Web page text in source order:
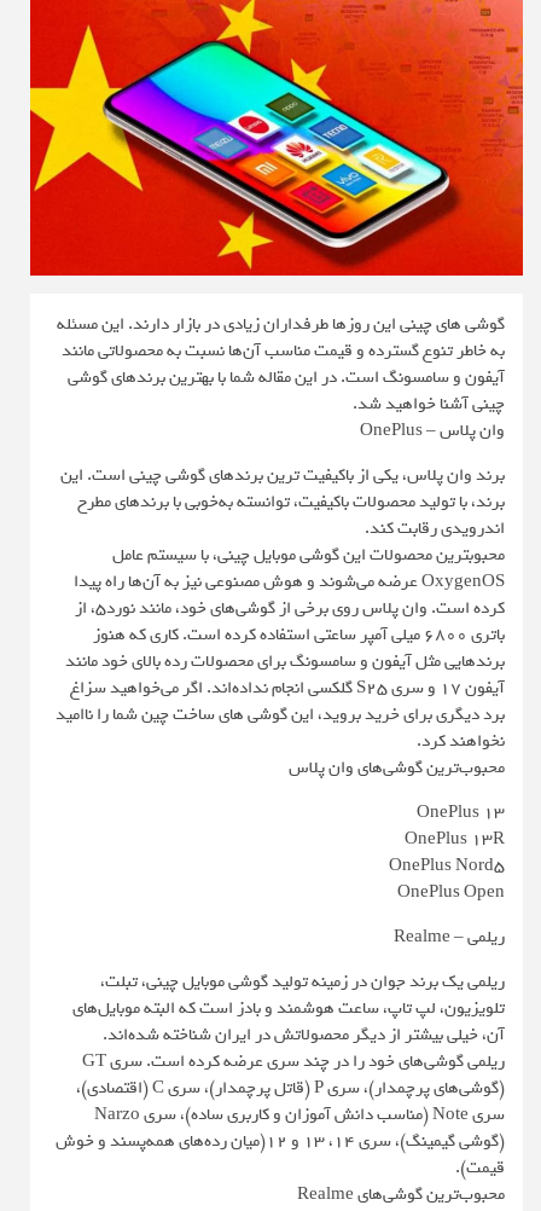
گوشی های چینی این روزها طرفداران زیادی در بازار دارند. این مسئله
به خاطر تنوع گسترده و قیمت مناسب آن‌ها نسبت به محصولاتی مانند
آیفون و سامسونگ است. در این مقاله شما با بهترین برندهای گوشی
چینی آشنا خواهید شد.
وان پلاس – OnePlus
برند وان پلاس، یکی از باکیفیت ترین برندهای گوشی چینی است. این
برند، با تولید محصولات باکیفیت، توانسته به‌خوبی با برندهای مطرح
اندرویدی رقابت کند.
محبوبترین محصولات این گوشی موبایل چینی، با سیستم عامل
OxygenOS عرضه می‌شوند و هوش مصنوعی نیز به آن‌ها راه پیدا
کرده است. وان پلاس روی برخی از گوشی‌های خود، مانند نورد۵، از
باتری ۶۸۰۰ میلی آمپر ساعتی استفاده کرده است. کاری که هنوز
برندهایی مثل آیفون و سامسونگ برای محصولات رده بالای خود مانند
آیفون ۱۷ و سری S25 گلکسی انجام نداده‌اند. اگر می‌خواهید سزاغ
برد دیگری برای خرید بروید، این گوشی های ساخت چین شما را ناامید
نخواهند کرد.
محبوب‌ترین گوشی‌های وان پلاس
OnePlus 13
OnePlus 13R
OnePlus Nord5
OnePlus Open
ریلمی – Realme
ریلمی یک برند جوان در زمینه تولید گوشی موبایل چینی، تبلت،
تلویزیون، لپ تاپ، ساعت هوشمند و بادز است که البته موبایل‌های
آن، خیلی بیشتر از دیگر محصولاتش در ایران شناخته شده‌اند.
ریلمی گوشی‌های خود را در چند سری عرضه کرده است. سری GT
(گوشی‌های پرچمدار)، سری P (قاتل پرچمدار)، سری C (اقتصادی)،
سری Note (مناسب دانش آموزان و کاربری ساده)، سری Narzo
(گوشی گیمینگ)، سری ۱۴، ۱۳ و ۱۲(میان رده‌های همه‌پسند و خوش
قیمت).
محبوب‌ترین گوشی‌های Realme